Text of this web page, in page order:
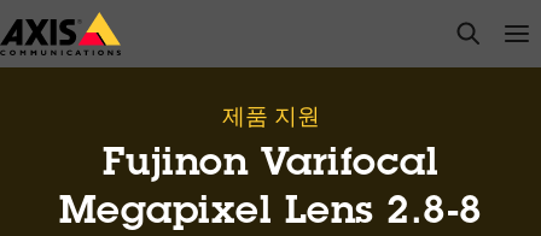
주
요
open
제품 지원
Fujinon Varifocal
Megapixel Lens 2.8-8